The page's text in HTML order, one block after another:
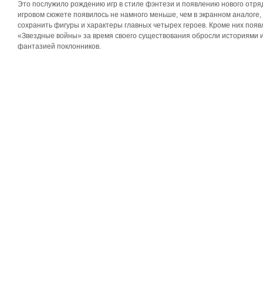
Это послужило рождению игр в стиле фэнтези и появлению нового
игровом сюжете появилось не намного меньше, чем в экранном
сохранить фигуры и характеры главных четырех героев. Кроме них
«Звездные войны» за время своего существования обросли историями
фантазией поклонников.